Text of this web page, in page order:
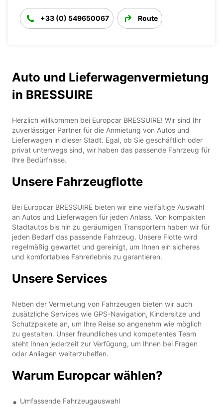
+33 (0) 549650067 Route
Auto und Lieferwagenvermietung
in BRESSUIRE
Herzlich willkommen bei Europcar BRESSUIRE! Wir sind Ihr
zuverlässiger Partner für die Anmietung von Autos und
Lieferwagen in dieser Stadt. Egal, ob Sie geschäftlich oder
privat unterwegs sind, wir haben das passende Fahrzeug für
Ihre Bedürfnisse.
Unsere Fahrzeugflotte
Bei Europcar BRESSUIRE bieten wir eine vielfältige Auswahl
an Autos und Lieferwagen für jeden Anlass. Von kompakten
Stadtautos bis hin zu geräumigen Transportern haben wir für
jeden Bedarf das passende Fahrzeug. Unsere Flotte wird
regelmäßig gewartet und gereinigt, um Ihnen ein sicheres
und komfortables Fahrerlebnis zu garantieren.
Unsere Services
Neben der Vermietung von Fahrzeugen bieten wir auch
zusätzliche Services wie GPS-Navigation, Kindersitze und
Schutzpakete an, um Ihre Reise so angenehm wie möglich
zu gestalten. Unser freundliches und kompetentes Team
steht Ihnen jederzeit zur Verfügung, um Ihnen bei Fragen
oder Anliegen weiterzuhelfen.
Warum Europcar wählen?
Umfassende Fahrzeugauswahl